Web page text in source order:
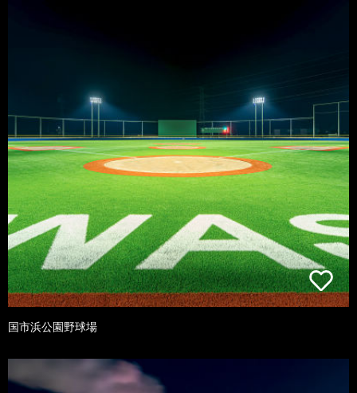
国市浜公園野球場